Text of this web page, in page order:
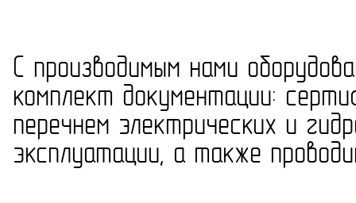
С производимым нами
комплект документации:
перечнем электрических и
эксплуатации, а также